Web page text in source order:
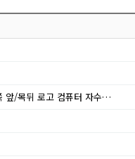
앞/목뒤 로고 컴퓨터 자수…